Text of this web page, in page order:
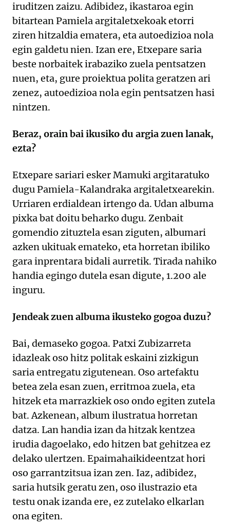
iruditzen zaizu. Adibidez, ikastaroa egin
bitartean Pamiela argitaletxekoak etorri
ziren hitzaldia ematera, eta autoedizioa nola
egin galdetu nien. Izan ere, Etxepare saria
beste norbaitek irabaziko zuela pentsatzen
nuen, eta, gure proiektua polita geratzen ari
zenez, autoedizioa nola egin pentsatzen hasi
nintzen.
Beraz, orain bai ikusiko du argia zuen lanak,
ezta?
Etxepare sariari esker Mamuki argitaratuko
dugu Pamiela-Kalandraka argitaletxearekin.
Urriaren erdialdean irtengo da. Udan albuma
pixka bat doitu beharko dugu. Zenbait
gomendio zituztela esan ziguten, albumari
azken ukituak emateko, eta horretan ibiliko
gara inprentara bidali aurretik. Tirada nahiko
handia egingo dutela esan digute, 1.200 ale
inguru.
Jendeak zuen albuma ikusteko gogoa duzu?
Bai, demaseko gogoa. Patxi Zubizarreta
idazleak oso hitz politak eskaini zizkigun
saria entregatu zigutenean. Oso artefaktu
betea zela esan zuen, erritmoa zuela, eta
hitzek eta marrazkiek oso ondo egiten zutela
bat. Azkenean, album ilustratua horretan
datza. Lan handia izan da hitzak kentzea
irudia dagoelako, edo hitzen bat gehitzea ez
delako ulertzen. Epaimahaikideentzat hori
oso garrantzitsua izan zen. Iaz, adibidez,
saria hutsik geratu zen, oso ilustrazio eta
testu onak izanda ere, ez zutelako elkarlan
ona egiten.